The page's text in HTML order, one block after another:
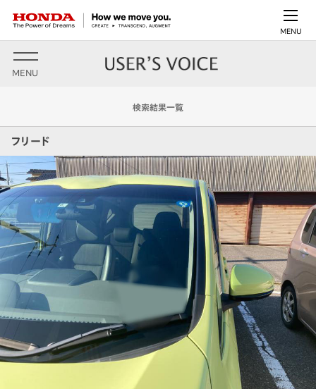
MENU
MENU
検索結果一覧
フリード